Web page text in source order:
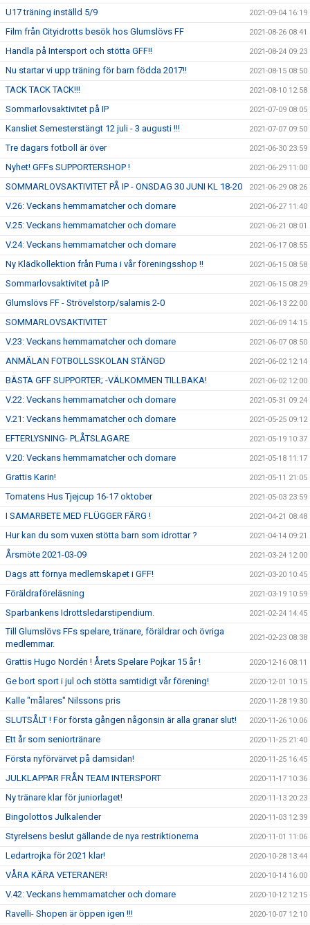
U17 träning inställd 5/9 2021-09-04 16:19
Film från Cityidrotts besök hos Glumslövs FF 2021-08-26 08:41
Handla på Intersport och stötta GFF!! 2021-08-24 09:23
Nu startar vi upp träning för barn födda 2017!! 2021-08-15 08:50
TACK TACK TACK!!! 2021-08-10 12:58
Sommarlovsaktivitet på IP 2021-07-09 08:05
Kansliet Semesterstängt 12 juli - 3 augusti !!! 2021-07-07 09:50
Tre dagars fotboll är över 2021-06-30 23:59
Nyhet! GFFs SUPPORTERSHOP ! 2021-06-29 11:00
SOMMARLOVSAKTIVITET PÅ IP - ONSDAG 30 JUNI KL 18-20 2021-06-29 08:26
V.26: Veckans hemmamatcher och domare 2021-06-27 11:40
V.25: Veckans hemmamatcher och domare 2021-06-21 08:01
V.24: Veckans hemmamatcher och domare 2021-06-17 08:55
Ny Klädkollektion från Puma i vår föreningsshop !! 2021-06-15 08:58
Sommarlovsaktivitet på IP 2021-06-15 08:29
Glumslövs FF - Strövelstorp/salamis 2-0 2021-06-13 22:00
SOMMARLOVSAKTIVITET 2021-06-09 14:15
V.23: Veckans hemmamatcher och domare 2021-06-07 08:50
ANMÄLAN FOTBOLLSSKOLAN STÄNGD 2021-06-02 12:14
BÄSTA GFF SUPPORTER; -VÄLKOMMEN TILLBAKA! 2021-06-02 12:00
V.22: Veckans hemmamatcher och domare 2021-05-31 09:24
V.21: Veckans hemmamatcher och domare 2021-05-25 09:12
EFTERLYSNING- PLÅTSLAGARE 2021-05-19 10:37
V.20: Veckans hemmamatcher och domare 2021-05-18 11:17
Grattis Karin! 2021-05-11 21:05
Tomatens Hus Tjejcup 16-17 oktober 2021-05-03 23:59
I SAMARBETE MED FLÜGGER FÄRG ! 2021-04-21 08:48
Hur kan du som vuxen stötta barn som idrottar ? 2021-04-14 09:21
Årsmöte 2021-03-09 2021-03-24 12:00
Dags att förnya medlemskapet i GFF! 2021-03-20 10:45
Föräldraföreläsning 2021-03-19 10:59
Sparbankens Idrottsledarstipendium. 2021-02-24 14:45
Till Glumslövs FFs spelare, tränare, föräldrar och övriga
medlemmar.
2021-02-23 08:38
Grattis Hugo Nordén ! Årets Spelare Pojkar 15 år ! 2020-12-16 08:11
Ge bort sport i jul och stötta samtidigt vår förening! 2020-12-01 10:15
Kalle "målares" Nilssons pris 2020-11-28 19:30
SLUTSÅLT ! För första gången någonsin är alla granar slut! 2020-11-26 10:06
Ett år som seniortränare 2020-11-25 21:40
Första nyförvärvet på damsidan! 2020-11-25 16:45
JULKLAPPAR FRÅN TEAM INTERSPORT 2020-11-17 10:36
Ny tränare klar för juniorlaget! 2020-11-13 20:23
Bingolottos Julkalender 2020-11-03 12:39
Styrelsens beslut gällande de nya restriktionerna 2020-11-01 11:06
Ledartrojka för 2021 klar! 2020-10-28 13:44
VÅRA KÄRA VETERANER! 2020-10-14 16:00
V.42: Veckans hemmamatcher och domare 2020-10-12 12:15
Ravelli- Shopen är öppen igen !!! 2020-10-07 12:10